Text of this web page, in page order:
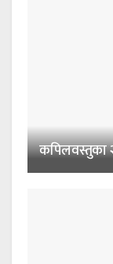
कपिलवस्तुका